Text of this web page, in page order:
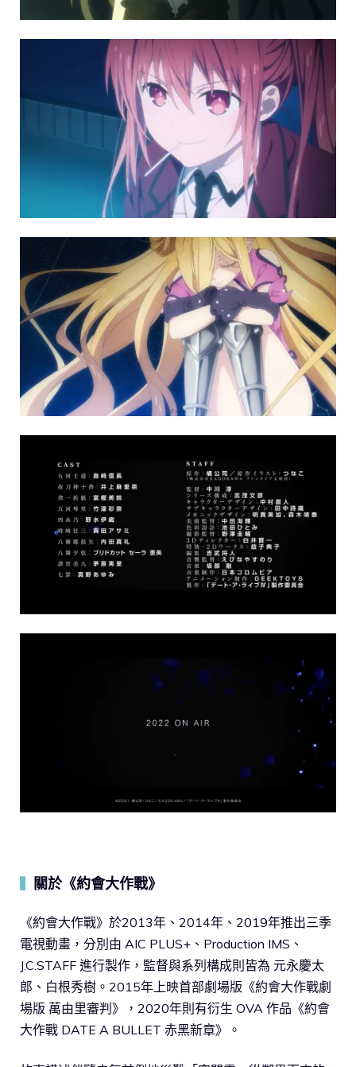
關於《約會大作戰》
《約會大作戰》於2013年、2014年、2019年推出三季
電視動畫，分別由 AIC PLUS+、Production IMS、
J.C.STAFF 進行製作，監督與系列構成則皆為 元永慶太
郎、白根秀樹。2015年上映首部劇場版《約會大作戰劇
場版 萬由里審判》，2020年則有衍生 OVA 作品《約會
大作戰 DATE A BULLET 赤黑新章》。